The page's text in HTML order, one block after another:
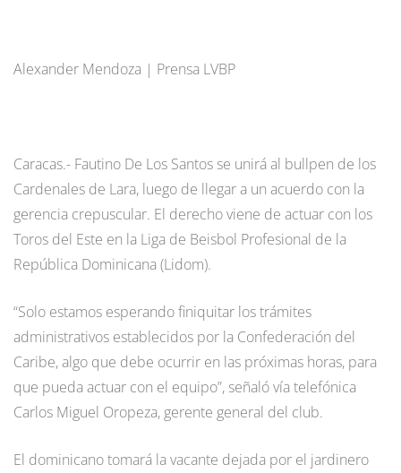
Alexander Mendoza | Prensa LVBP
Caracas.- Fautino De Los Santos se unirá al bullpen de los
Cardenales de Lara, luego de llegar a un acuerdo con la
gerencia crepuscular. El derecho viene de actuar con los
Toros del Este en la Liga de Beisbol Profesional de la
República Dominicana (Lidom).
“Solo estamos esperando finiquitar los trámites
administrativos establecidos por la Confederación del
Caribe, algo que debe ocurrir en las próximas horas, para
que pueda actuar con el equipo”, señaló vía telefónica
Carlos Miguel Oropeza, gerente general del club.
El dominicano tomará la vacante dejada por el jardinero